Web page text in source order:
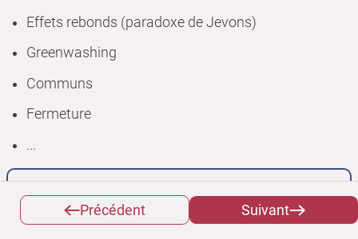
Effets rebonds (paradoxe de Jevons)
Greenwashing
Communs
Fermeture
...
Exemple
Précédent Suivant